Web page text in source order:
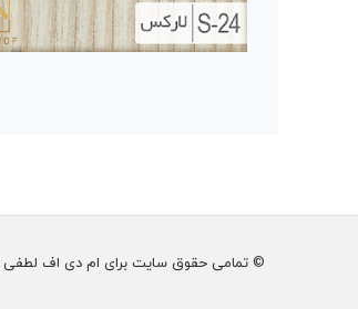
© تمامی حقوق سایت برای ام دی اف